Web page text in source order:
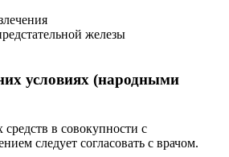
железы
условиях (народными
в совокупности с
следует согласовать с врачом.